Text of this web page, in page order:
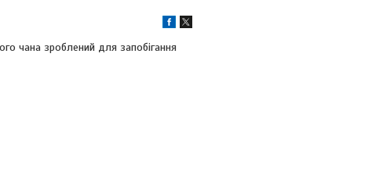
чана зроблений для запобігання